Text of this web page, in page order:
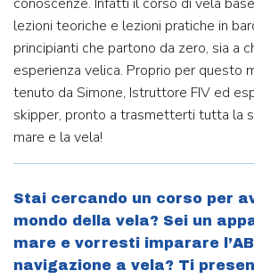
lezioni teoriche e lezioni pratiche in
principianti che partono da zero, sia a
esperienza velica. Proprio per questo
tenuto da Simone, Istruttore FIV ed
skipper, pronto a trasmetterti tutta la
mare e la vela!
Stai cercando un corso per
mondo della vela? Sei un
mare e vorresti imparare
navigazione a vela? Ti